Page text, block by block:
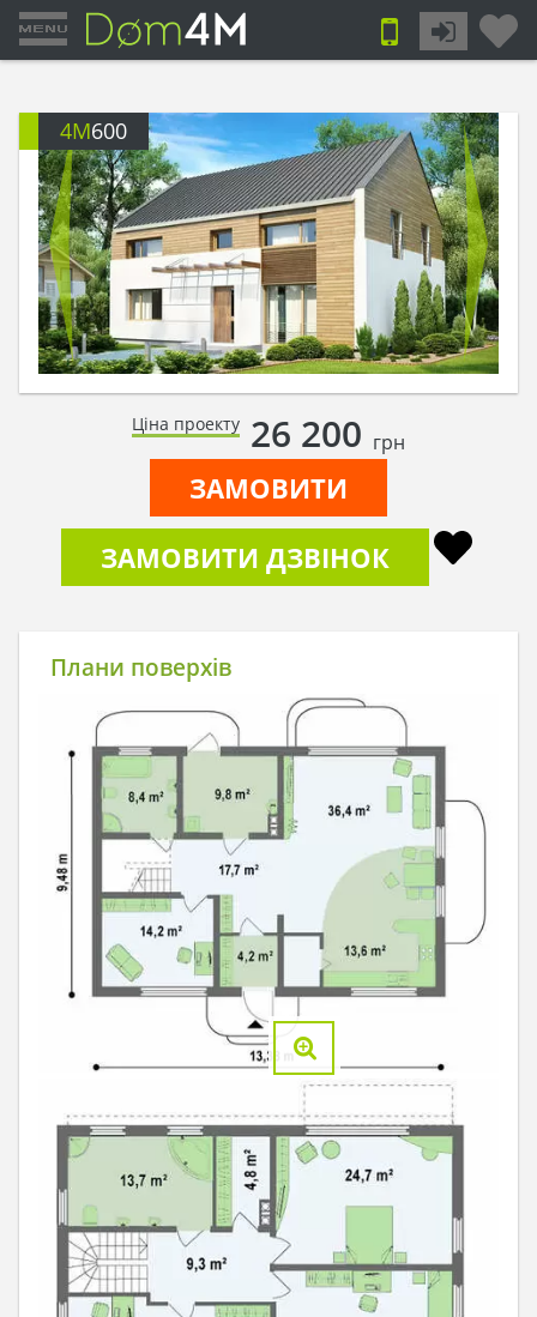
4M600
Ціна проекту 26 200 грн
ЗАМОВИТИ
ЗАМОВИТИ ДЗВІНОК
Плани поверхів